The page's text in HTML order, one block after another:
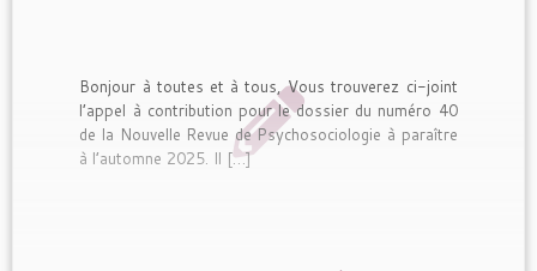
Bonjour à toutes et à tous, Vous trouverez ci-joint
l’appel à contribution pour le dossier du numéro 40
de la Nouvelle Revue de Psychosociologie à paraître
à l’automne 2025. Il […]